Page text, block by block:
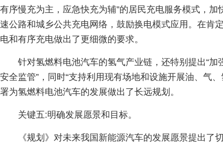
有序慢充为主，应急快充为辅”的居民充电服务模式，
速公路和城乡公共充电网络，鼓励换电模式应用。在肯
电和有序充电做出了更细微的要求。
针对氢燃料电池汽车的氢气产业链，还特别提出“
安全监管”，同时“支持利用现有场地和设施开展油、气
署为氢燃料电池汽车的发展做出了长远规划。
关键五:明确发展愿景和目标。
《规划》对未来我国新能源汽车的发展愿景提出了